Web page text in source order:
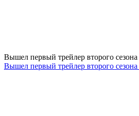
Вышел первый трейлер второго
Вышел первый трейлер второго